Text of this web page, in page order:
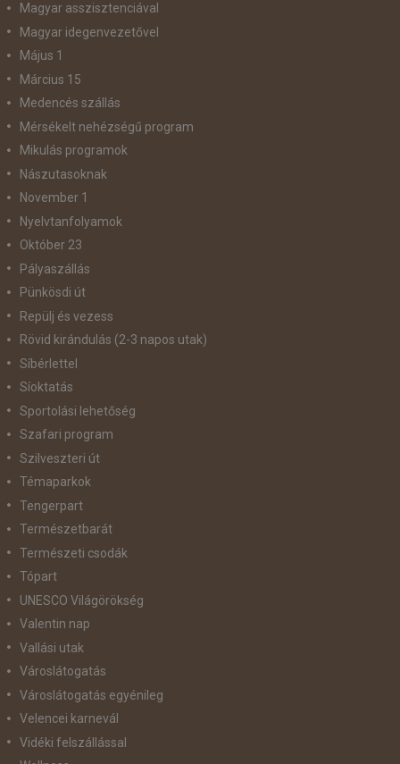
Magyar asszisztenciával
Magyar idegenvezetővel
Május 1
Március 15
Medencés szállás
Mérsékelt nehézségű program
Mikulás programok
Nászutasoknak
November 1
Nyelvtanfolyamok
Október 23
Pályaszállás
Pünkösdi út
Repülj és vezess
Rövid kirándulás (2-3 napos utak)
Síbérlettel
Síoktatás
Sportolási lehetőség
Szafari program
Szilveszteri út
Témaparkok
Tengerpart
Természetbarát
Természeti csodák
Tópart
UNESCO Világörökség
Valentin nap
Vallási utak
Városlátogatás
Városlátogatás egyénileg
Velencei karnevál
Vidéki felszállással